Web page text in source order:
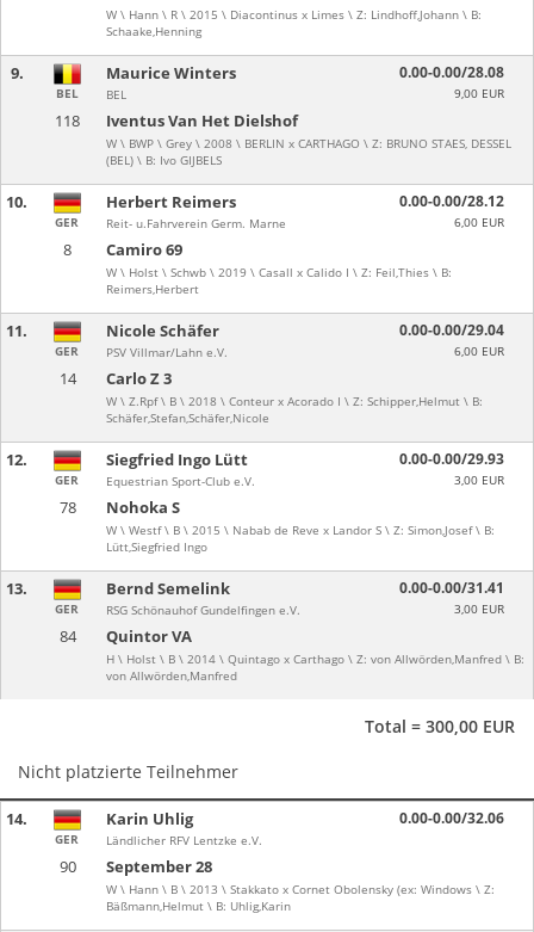
W \ Hann \ R \ 2015 \ Diacontinus x Limes \ Z: Lindhoff,Johann \ B:
Schaake,Henning
9.
118 Iventus Van Het Dielshof
W \ BWP \ Grey \ 2008 \ BERLIN x CARTHAGO \ Z: BRUNO STAES, DESSEL
(BEL) \ B: Ivo GIJBELS
BEL
Maurice Winters
BEL
0.00-0.00/28.08
9,00 EUR
10.
8 Camiro 69
W \ Holst \ Schwb \ 2019 \ Casall x Calido I \ Z: Feil,Thies \ B:
Reimers,Herbert
GER
Herbert Reimers
Reit- u.Fahrverein Germ. Marne
0.00-0.00/28.12
6,00 EUR
11.
14 Carlo Z 3
W \ Z.Rpf \ B \ 2018 \ Conteur x Acorado I \ Z: Schipper,Helmut \ B:
Schäfer,Stefan,Schäfer,Nicole
GER
Nicole Schäfer
PSV Villmar/Lahn e.V.
0.00-0.00/29.04
6,00 EUR
12.
78 Nohoka S
W \ Westf \ B \ 2015 \ Nabab de Reve x Landor S \ Z: Simon,Josef \ B:
Lütt,Siegfried Ingo
GER
Siegfried Ingo Lütt
Equestrian Sport-Club e.V.
0.00-0.00/29.93
3,00 EUR
13.
84 Quintor VA
H \ Holst \ B \ 2014 \ Quintago x Carthago \ Z: von Allwörden,Manfred \ B:
von Allwörden,Manfred
GER
Bernd Semelink
RSG Schönauhof Gundelfingen e.V.
0.00-0.00/31.41
3,00 EUR
Total = 300,00 EUR
Nicht platzierte Teilnehmer
14.
90 September 28
W \ Hann \ B \ 2013 \ Stakkato x Cornet Obolensky (ex: Windows \ Z:
Bäßmann,Helmut \ B: Uhlig,Karin
GER
Karin Uhlig
Ländlicher RFV Lentzke e.V.
0.00-0.00/32.06